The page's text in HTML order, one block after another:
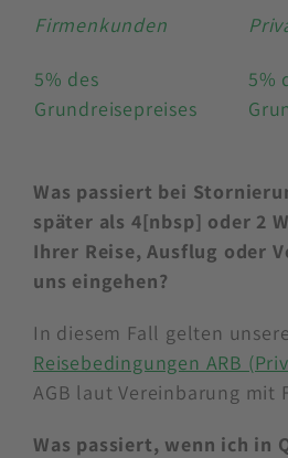
Firmenkunden
5% des
Grundreisepreises
5%
Was passiert bei
später als 4[nbsp] oder 2
Ihrer Reise, Ausflug oder
uns eingehen?
In diesem Fall gelten
Reisebedingungen ARB
AGB laut Vereinbarung mit
Was passiert, wenn ich in